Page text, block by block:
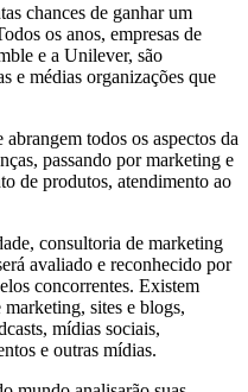
chances de ganhar um
os anos, empresas de
e a Unilever, são
e médias organizações que
abrangem todos os aspectos da
passando por marketing e
de produtos, atendimento ao
consultoria de marketing
avaliado e reconhecido por
concorrentes. Existem
marketing, sites e blogs,
mídias sociais,
e outras mídias.